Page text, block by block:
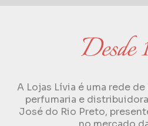
A Lojas Lívia é uma rede
perfumaria e
José do Rio Preto,